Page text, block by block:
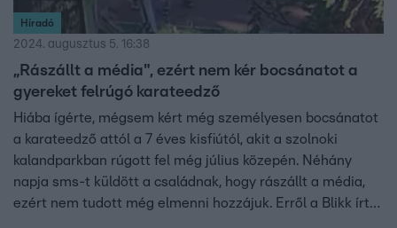
Híradó
2024. augusztus 5. 16:38
„Rászállt a média", ezért nem kér bocsánatot a
gyereket felrúgó karateedző
Hiába ígérte, mégsem kért még személyesen bocsánatot
a karateedző attól a 7 éves kisfiútól, akit a szolnoki
kalandparkban rúgott fel még július közepén. Néhány
napja sms-t küldött a családnak, hogy rászállt a média,
ezért nem tudott még elmenni hozzájuk. Erről a Blikk írt